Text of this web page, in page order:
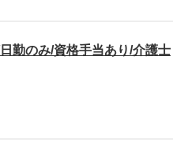
勤のみ/資格手当あり/介護士